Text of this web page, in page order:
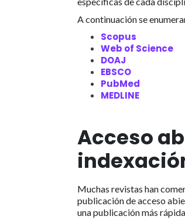
A continuación se
Scopus
Web of Science
DOAJ
EBSCO
PubMed
MEDLINE
Acceso
Muchas revistas han
publicación de acceso
una publicación más rápida.